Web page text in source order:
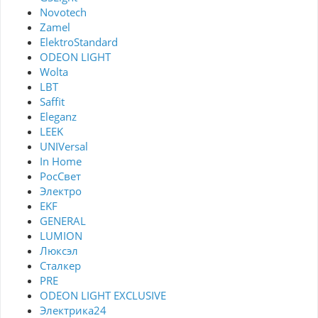
Novotech
Zamel
ElektroStandard
ODEON LIGHT
Wolta
LBT
Saffit
Eleganz
LEEK
UNIVersal
In Home
РосСвет
Электро
EKF
GENERAL
LUMION
Люксэл
Сталкер
PRE
ODEON LIGHT EXCLUSIVE
Электрика24